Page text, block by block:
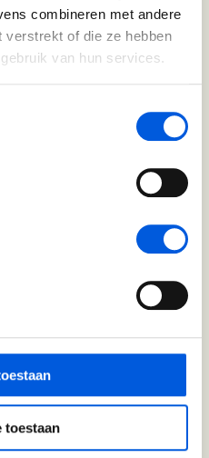
combineren met andere
verstrekt of die ze hebben
van hun services.
toestaan
Programma